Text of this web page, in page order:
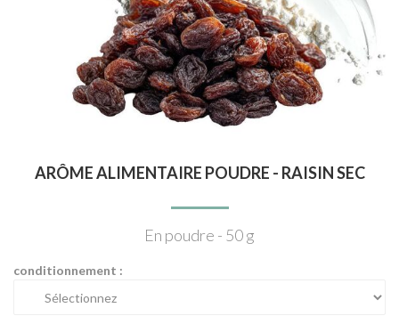
ARÔME ALIMENTAIRE POUDRE - RAISIN SEC
En poudre - 50 g
conditionnement :